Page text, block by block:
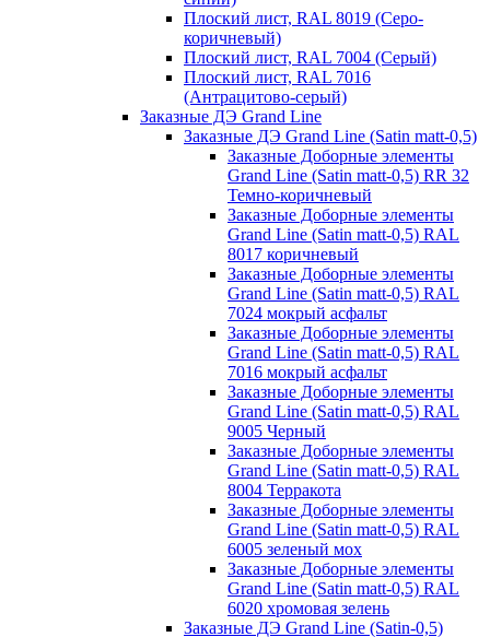
Плоский лист, RAL 8019 (Серо-
коричневый)
Плоский лист, RAL 7004 (Серый)
Плоский лист, RAL 7016
(Антрацитово-серый)
Заказные ДЭ Grand Line
Заказные ДЭ Grand Line (Satin matt-0,5)
Заказные Доборные элементы
Grand Line (Satin matt-0,5) RR 32
Темно-коричневый
Заказные Доборные элементы
Grand Line (Satin matt-0,5) RAL
8017 коричневый
Заказные Доборные элементы
Grand Line (Satin matt-0,5) RAL
7024 мокрый асфальт
Заказные Доборные элементы
Grand Line (Satin matt-0,5) RAL
7016 мокрый асфальт
Заказные Доборные элементы
Grand Line (Satin matt-0,5) RAL
9005 Черный
Заказные Доборные элементы
Grand Line (Satin matt-0,5) RAL
8004 Терракота
Заказные Доборные элементы
Grand Line (Satin matt-0,5) RAL
6005 зеленый мох
Заказные Доборные элементы
Grand Line (Satin matt-0,5) RAL
6020 хромовая зелень
Заказные ДЭ Grand Line (Satin-0,5)